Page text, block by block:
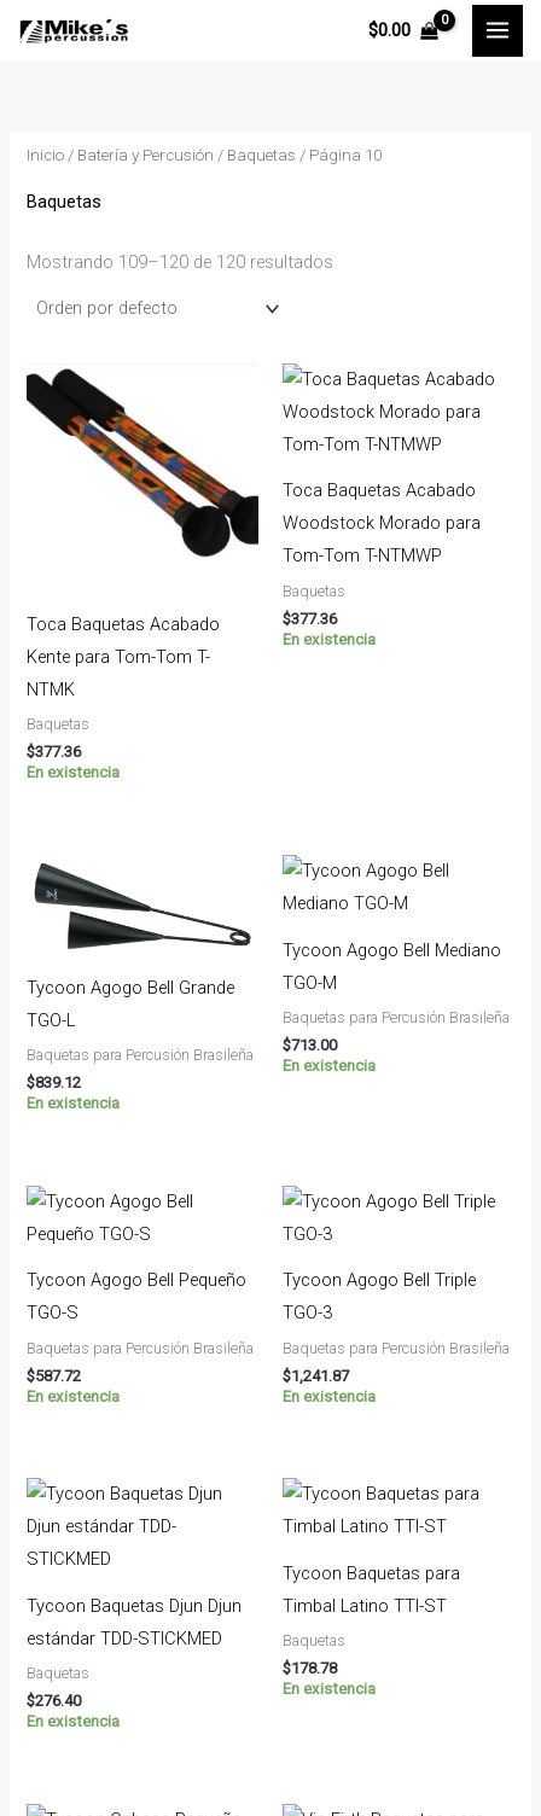
$0.00
Inicio / Batería y Percusión / Baquetas / Página 10
Baquetas
Mostrando 109–120 de 120 resultados
Toca Baquetas Acabado
Kente para Tom-Tom T-
NTMK
Baquetas
$377.36
En existencia
Toca Baquetas Acabado
Woodstock Morado para
Tom-Tom T-NTMWP
Baquetas
$377.36
En existencia
Tycoon Agogo Bell Grande
TGO-L
Baquetas para Percusión Brasileña
$839.12
En existencia
Tycoon Agogo Bell Mediano
TGO-M
Baquetas para Percusión Brasileña
$713.00
En existencia
Tycoon Agogo Bell Pequeño
TGO-S
Baquetas para Percusión Brasileña
$587.72
En existencia
Tycoon Agogo Bell Triple
TGO-3
Baquetas para Percusión Brasileña
$1,241.87
En existencia
Tycoon Baquetas Djun Djun
estándar TDD-STICKMED
Baquetas
$276.40
En existencia
Tycoon Baquetas para
Timbal Latino TTI-ST
Baquetas
$178.78
En existencia